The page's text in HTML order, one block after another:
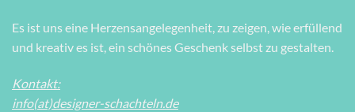
Es ist uns eine Herzensangelegenheit, zu zeigen, wie erfüllend
und kreativ es ist, ein schönes Geschenk selbst zu gestalten.
Kontakt:
info(at)designer-schachteln.de